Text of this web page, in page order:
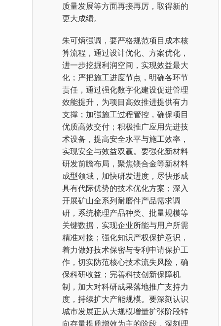
质量发展等方面再接再厉，取得新的
更大成绩。
朱可炳强调，要严格规范项目成本核
算流程，通过设计优化、方案优化，
进一步挖掘利润空间，实现效益最大
化；严把施工进度节点，明确各环节
责任，通过强化数字化建设促进管理
效能提升，为项目高效推进提供有力
支撑；加强施工过程管控，确保项目
优质高效交付；积极推广应用先进技
术设备，提高安全水平与施工效率，
实现安全与效益双赢。要强化新材料
研发前瞻布局，聚焦镁合金等新材料
成型领域，加快研发进度，尽快形成
具有代际优势的技术优化方案；深入
开展矿山全系列耐磨件产品需求调
研，系统梳理产品种类、批量规模等
关键数据，实现企业所能与用户所需
精准对接；强化知识产权保护意识，
着力做好技术保密与专利申请保护工
作，切实防范核心技术流失风险，确
保科研收益；完善科技创新保障机
制，加大对科研成果落地推广支持力
度，持续扩大产能规模。要深刻认识
城市发展正从大规模增量扩张阶段转
向存量提质增效为主的阶段，深刻理